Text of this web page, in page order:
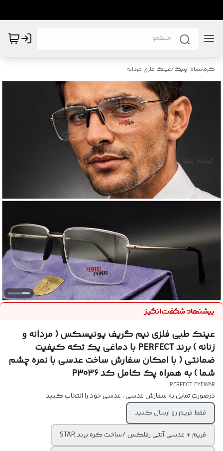
کرمانشاه اپتیک/عینک فلزی مردانه
عینک طبی فلزی نیم گریف یونیسکس ( مردانه و
زنانه ) برند PERFECT با دماغی یک تکه کیفیت
ضمانتی ( با امکان سفارش ساخت عدسی با نمره چشم
شما ) به همراه پک کامل کد P3036
PERFECT EYEWAR
درصورت تمایل به سفارش عدسی ، عدسی خود را انتخاب کنید
فقط فریم رو ارسال کنید
فریم + عدسی آنتی رفلکس /ساخت کره برند STAR